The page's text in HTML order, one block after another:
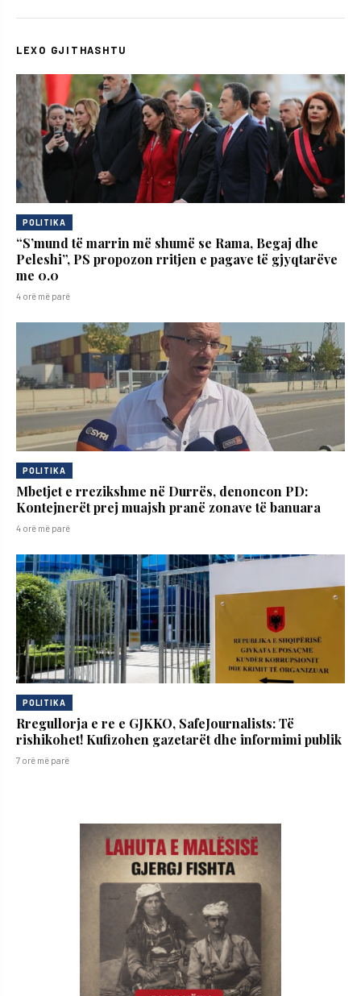
LEXO GJITHASHTU
POLITIKA
“S’mund të marrin më shumë se Rama, Begaj dhe
Peleshi”, PS propozon rritjen e pagave të gjyqtarëve
me 0.0
4 orë më parë
POLITIKA
Mbetjet e rrezikshme në Durrës, denoncon PD:
Kontejnerët prej muajsh pranë zonave të banuara
4 orë më parë
POLITIKA
Rregullorja e re e GJKKO, SafeJournalists: Të
rishikohet! Kufizohen gazetarët dhe informimi publik
7 orë më parë